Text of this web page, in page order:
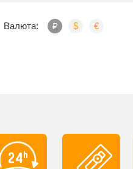
Валюта: ₽ $ €